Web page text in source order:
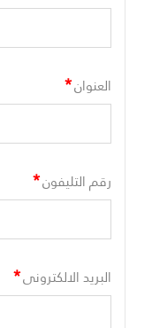
العنوان*
رقم التليفون*
البريد الالكترونى*